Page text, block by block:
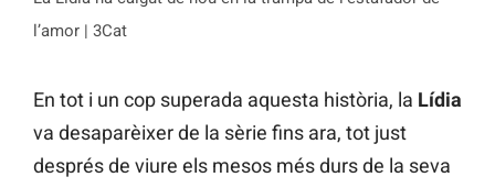
l’amor | 3Cat
En tot i un cop superada aquesta història, la Lídia
va desaparèixer de la sèrie fins ara, tot just
després de viure els mesos més durs de la seva